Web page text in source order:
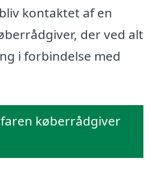
kontaktet af en
der ved alt
i forbindelse med
køberrådgiver